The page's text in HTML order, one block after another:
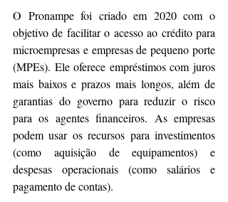
O Pronampe foi criado em 2020 com o
objetivo de facilitar o acesso ao crédito para
microempresas e empresas de pequeno porte
(MPEs). Ele oferece empréstimos com juros
mais baixos e prazos mais longos, além de
garantias do governo para reduzir o risco
para os agentes financeiros. As empresas
podem usar os recursos para investimentos
(como aquisição de equipamentos) e
despesas operacionais (como salários e
pagamento de contas).